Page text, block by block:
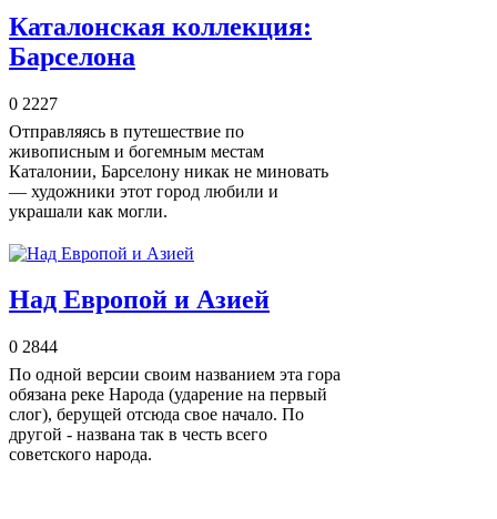
Каталонская коллекция:
Барселона
0 2227
Отправляясь в путешествие по
живописным и богемным местам
Каталонии, Барселону никак не миновать
— художники этот город любили и
украшали как могли.
Над Европой и Азией
0 2844
По одной версии своим названием эта гора
обязана реке Народа (ударение на первый
слог), берущей отсюда свое начало. По
другой - названа так в честь всего
советского народа.